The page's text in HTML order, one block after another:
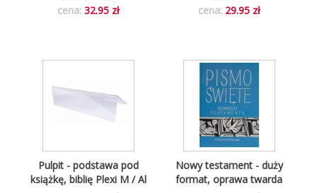
cena: 29.95 zł
cena: 32.95 zł
Nowy testament - duży
format, oprawa twarda
Pulpit - podstawa pod
książkę, biblię Plexi M / Al